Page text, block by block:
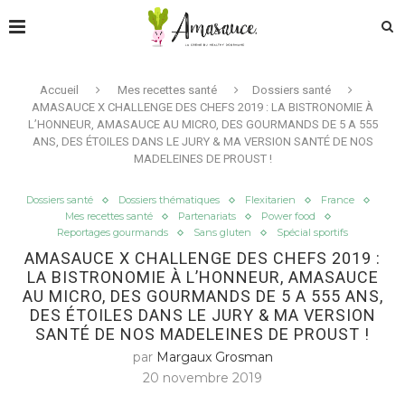
Accueil Mes recettes santé
Dossiers santé
AMASAUCE X CHALLENGE DES CHEFS 2019 : LA BISTRONOMIE À
L’HONNEUR, AMASAUCE AU MICRO, DES GOURMANDS DE 5 A 555
ANS, DES ÉTOILES DANS LE JURY & MA VERSION SANTÉ DE NOS
MADELEINES DE PROUST !
Dossiers santé Dossiers thématiques Flexitarien
France
Mes recettes santé
Partenariats
Power food
Reportages gourmands
Sans gluten Spécial sportifs
AMASAUCE X CHALLENGE DES CHEFS 2019 :
LA BISTRONOMIE À L’HONNEUR, AMASAUCE
AU MICRO, DES GOURMANDS DE 5 A 555 ANS,
DES ÉTOILES DANS LE JURY & MA VERSION
SANTÉ DE NOS MADELEINES DE PROUST !
par Margaux Grosman
20 novembre 2019